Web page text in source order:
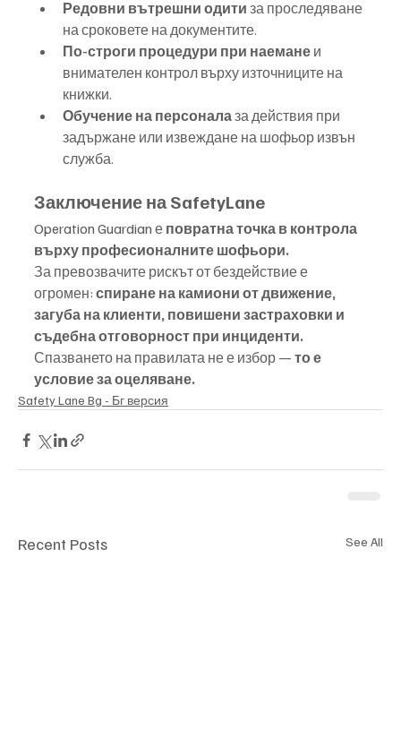
Редовни вътрешни одити за проследяване
на сроковете на документите.
По-строги процедури при наемане и
внимателен контрол върху източниците на
книжки.
Обучение на персонала за действия при
задържане или извеждане на шофьор извън
служба.
Заключение на SafetyLane
Operation Guardian е повратна точка в контрола
върху професионалните шофьори.
За превозвачите рискът от бездействие е
огромен: спиране на камиони от движение,
загуба на клиенти, повишени застраховки и
съдебна отговорност при инциденти.
Спазването на правилата не е избор — то е
условие за оцеляване.
Safety Lane Bg - Бг версия
Recent Posts See All